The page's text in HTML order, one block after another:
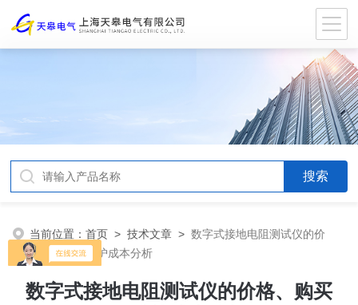
当前位置：首页 >技术文章 >数字式接地电阻测试仪的价
格、购买及维护成本分析
数字式接地电阻测试仪的价格、购买